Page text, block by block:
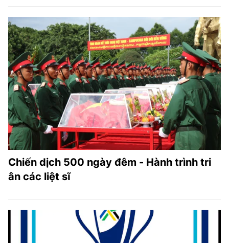
Chiến dịch 500 ngày đêm - Hành trình tri
ân các liệt sĩ